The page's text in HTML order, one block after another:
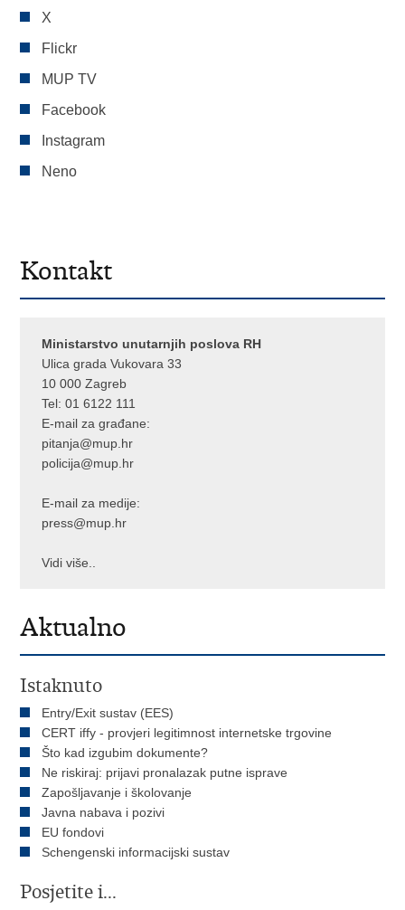
X
Flickr
MUP TV
Facebook
Instagram
Neno
Kontakt
Ministarstvo unutarnjih poslova RH
Ulica grada Vukovara 33
10 000 Zagreb
Tel:01 6122 111
E-mail za građane:
pitanja@mup.hr
policija@mup.hr
E-mail za medije:
press@mup.hr
Vidi više..
Aktualno
Istaknuto
Entry/Exit sustav (EES)
CERT iffy - provjeri legitimnost internetske trgovine
Što kad izgubim dokumente?
Ne riskiraj: prijavi pronalazak putne isprave
Zapošljavanje i školovanje
Javna nabava i pozivi
EU fondovi
Schengenski informacijski sustav
Posjetite i...